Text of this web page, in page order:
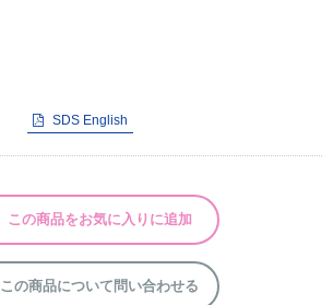
カテゴリで検索する
SDS English
この商品をお気に入りに追加
この商品について問い合わせる